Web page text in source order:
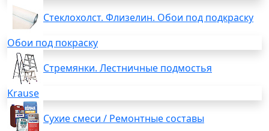
Стеклохолст. Флизелин. Обои под подкраску
Обои под покраску
Стремянки. Лестничные подмостья
Krause
Сухие смеси / Ремонтные составы